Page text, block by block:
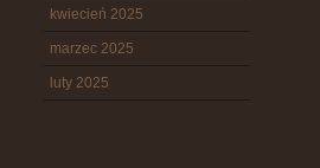
kwiecień 2025
marzec 2025
luty 2025